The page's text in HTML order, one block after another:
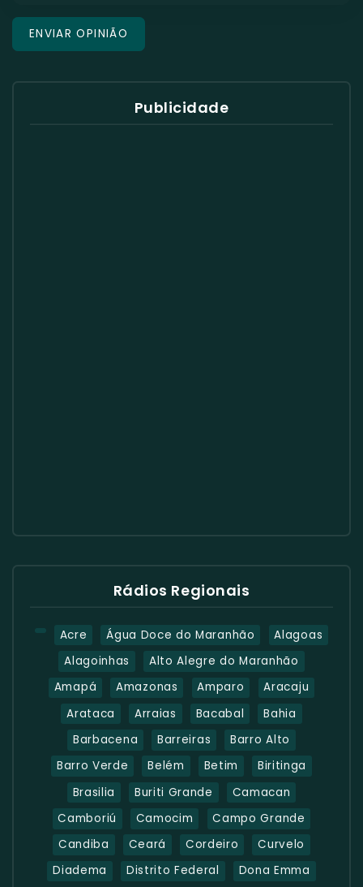
Publicidade
Rádios Regionais
Acre Água Doce do Maranhão
Alagoas
Alagoinhas
Alto Alegre do Maranhão
Amapá
Amazonas Amparo
Aracaju
Arataca
Arraias Bacabal
Bahia
Barbacena
Barreiras
Barro Alto
Barro Verde
Belém Betim
Biritinga
Brasilia
Buriti Grande
Camacan
Camboriú
Camocim
Campo Grande
Candiba
Ceará Cordeiro
Curvelo
Diadema
Distrito Federal Dona Emma